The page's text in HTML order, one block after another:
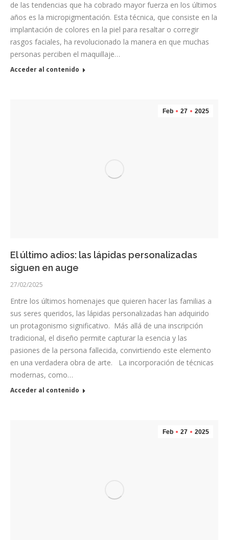
de las tendencias que ha cobrado mayor fuerza en los últimos
años es la micropigmentación. Esta técnica, que consiste en la
implantación de colores en la piel para resaltar o corregir
rasgos faciales, ha revolucionado la manera en que muchas
personas perciben el maquillaje…
Acceder al contenido
Feb 27 2025
El último adios: las lápidas personalizadas
siguen en auge
27/02/2025
Entre los últimos homenajes que quieren hacer las familias a
sus seres queridos, las lápidas personalizadas han adquirido
un protagonismo significativo. Más allá de una inscripción
tradicional, el diseño permite capturar la esencia y las
pasiones de la persona fallecida, convirtiendo este elemento
en una verdadera obra de arte. La incorporación de técnicas
modernas, como…
Acceder al contenido
Feb 27 2025